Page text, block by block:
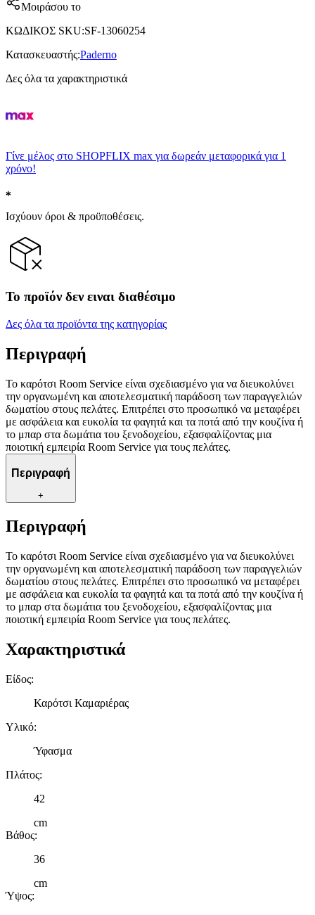
Μοιράσου το
ΚΩΔΙΚΟΣ SKU:SF-13060254
Κατασκευαστής:Paderno
Δες όλα τα χαρακτηριστικά
Γίνε μέλος στο SHOPFLIX max για δωρεάν μεταφορικά για 1
χρόνο!
Ισχύουν όροι & προϋποθέσεις.
Το προϊόν δεν ειναι διαθέσιμο
Δες όλα τα προϊόντα της κατηγορίας
Περιγραφή
Το καρότσι Room Service είναι σχεδιασμένο για να διευκολύνει
την οργανωμένη και αποτελεσματική παράδοση των παραγγελιών
δωματίου στους πελάτες. Επιτρέπει στο προσωπικό να μεταφέρει
με ασφάλεια και ευκολία τα φαγητά και τα ποτά από την κουζίνα ή
το μπαρ στα δωμάτια του ξενοδοχείου, εξασφαλίζοντας μια
ποιοτική εμπειρία Room Service για τους πελάτες.
Περιγραφή
+
Περιγραφή
Το καρότσι Room Service είναι σχεδιασμένο για να διευκολύνει
την οργανωμένη και αποτελεσματική παράδοση των παραγγελιών
δωματίου στους πελάτες. Επιτρέπει στο προσωπικό να μεταφέρει
με ασφάλεια και ευκολία τα φαγητά και τα ποτά από την κουζίνα ή
το μπαρ στα δωμάτια του ξενοδοχείου, εξασφαλίζοντας μια
ποιοτική εμπειρία Room Service για τους πελάτες.
Χαρακτηριστικά
Είδος:
Καρότσι Καμαριέρας
Υλικό:
Ύφασμα
Πλάτος:
42
cm
Βάθος:
36
cm
Ύψος: